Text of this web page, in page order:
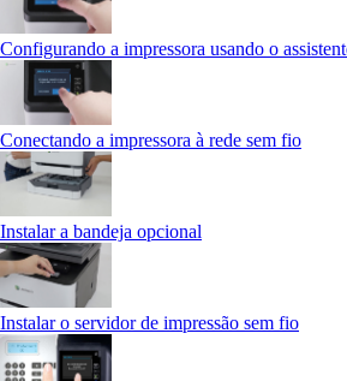
Configurando a impressora usando o
Conectando a impressora à rede sem fio
Instalar a bandeja opcional
Instalar o servidor de impressão sem fio